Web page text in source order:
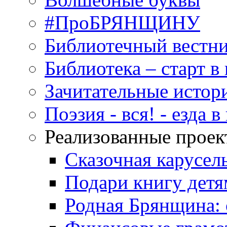
#ПроБРЯНЩИНУ
Библиотечный
Библиотека – старт
Зачитательные
Поэзия - вся! - езда в
Реализованные
Сказочная
Подари книгу
Родная Брянщина: